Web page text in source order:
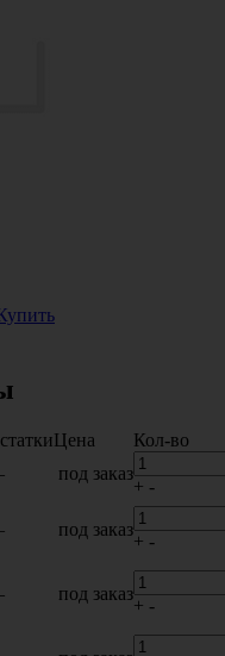
Цена
Кол-во
под заказ
+ -
под заказ
+ -
под заказ
+ -